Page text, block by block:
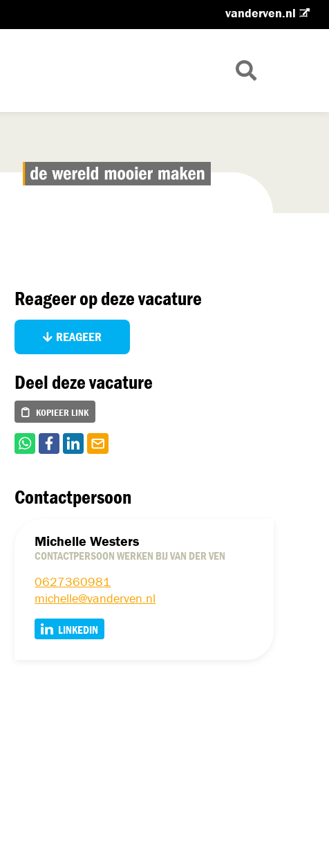
vanderven.nl
Reageer op deze vacature
REAGEER
Deel deze vacature
KOPIEER LINK
Contactpersoon
Michelle Westers
CONTACTPERSOON WERKEN BIJ VAN DER VEN
0627360981
michelle@vanderven.nl
LINKEDIN